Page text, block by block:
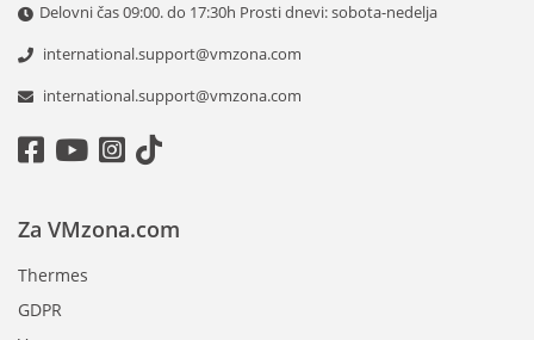
Delovni čas 09:00. do 17:30h Prosti dnevi: sobota-nedelja
international.support@vmzona.com
international.support@vmzona.com
Za VMzona.com
Thermes
GDPR